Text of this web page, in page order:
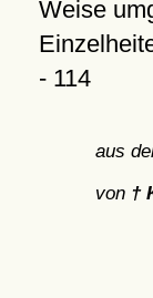
Weise
- 114
aus
von †